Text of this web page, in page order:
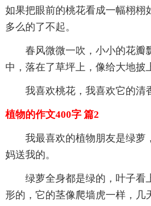
如果把眼前的桃花看成一幅栩栩
多么的了不起。
春风微微一吹，小小的花瓣
中，落在了草坪上，像给大地披
我喜欢桃花，我喜欢它的清
植物的作文400字 篇2
我最喜欢的植物朋友是绿萝
妈送我的。
绿萝全身都是绿的，叶子看
形的，它的茎像爬墙虎一样，几